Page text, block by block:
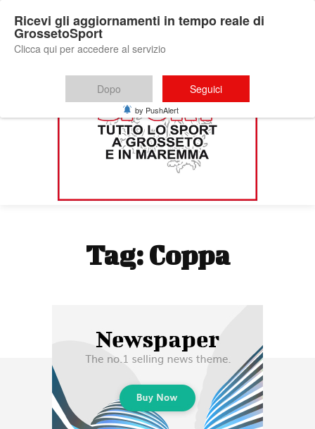
Tag: Coppa
Ricevi gli aggiornamenti in tempo reale di
GrossetoSport
Clicca qui per accedere al servizio
Dopo Seguici
by PushAlert